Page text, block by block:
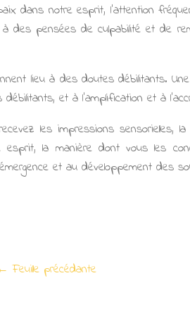
dans notre esprit, l’attention
à des pensées de culpabilité et de
lieu à des doutes débilitants.
débilitants, et à l'amplification et à
les impressions
esprit, la manière dont vous les
et au développement des
Feuille précédante